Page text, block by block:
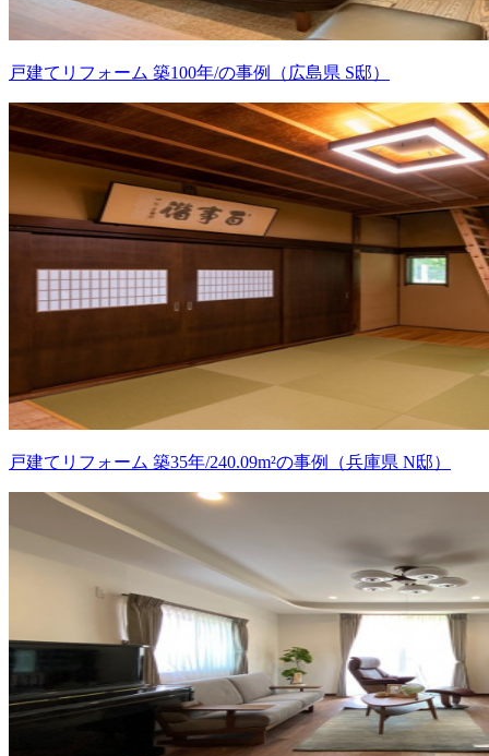
戸建てリフォーム 築100年/の事例（広島県 S邸）
戸建てリフォーム 築35年/240.09m²の事例（兵庫県 N邸）